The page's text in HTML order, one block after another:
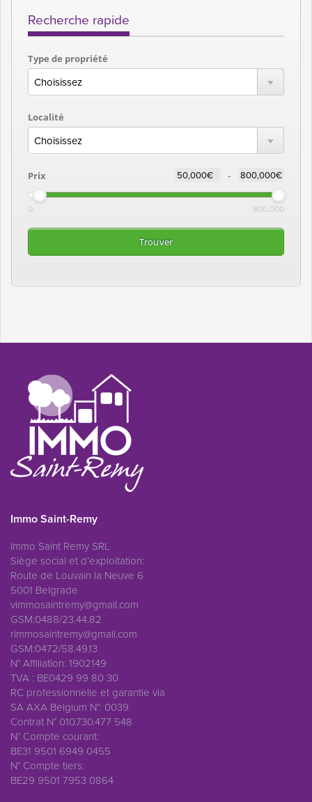
Recherche rapide
Type de propriété
Localité
Prix -
0 800,000
Immo Saint-Remy
Immo Saint Remy SRL
Siège social et d’exploitation:
Route de Louvain la Neuve 6
5001 Belgrade
vimmosaintremy@gmail.com
GSM:0488/23.44.82
rimmosaintremy@gmail.com
GSM:0472/58.49.13
N° Affiliation: 1902149
TVA : BE0429 99 80 30
RC professionnelle et garantie via
SA AXA Belgium N°: 0039
Contrat N° 010.730.477 548
N° Compte courant:
BE31 9501 6949 0455
N° Compte tiers:
BE29 9501 7953 0864